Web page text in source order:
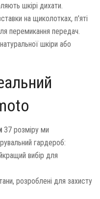
шкірі дихати.
на щиколотках, п'яті
перемикання передач.
шкіри або
37 розміру ми
гардероб:
вибір для
розроблені для захисту